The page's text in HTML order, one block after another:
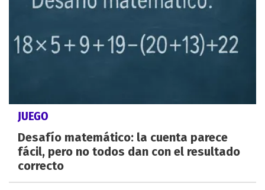
JUEGO
Desafío matemático: la cuenta parece
fácil, pero no todos dan con el resultado
correcto